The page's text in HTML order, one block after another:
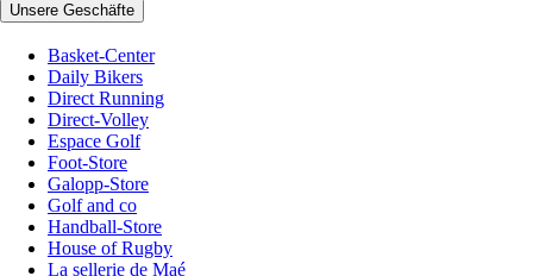
Unsere Geschäfte
Basket-Center
Daily Bikers
Direct Running
Direct-Volley
Espace Golf
Foot-Store
Galopp-Store
Golf and co
Handball-Store
House of Rugby
La sellerie de Maé